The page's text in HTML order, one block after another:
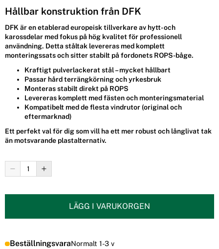
Hållbar konstruktion från DFK
DFK är en etablerad europeisk tillverkare av hytt- och
karossdelar med fokus på hög kvalitet för professionell
användning. Detta ståltak levereras med komplett
monteringssats och sitter stabilt på fordonets ROPS-båge.
Kraftigt pulverlackerat stål – mycket hållbart
Passar hård terrängkörning och yrkesbruk
Monteras stabilt direkt på ROPS
Levereras komplett med fästen och monteringsmaterial
Kompatibelt med de flesta vindrutor (original och
eftermarknad)
Ett perfekt val för dig som vill ha ett mer robust och långlivat tak
än motsvarande plastalternativ.
LÄGG I VARUKORGEN
BeställningsvaraNormalt 1-3 v